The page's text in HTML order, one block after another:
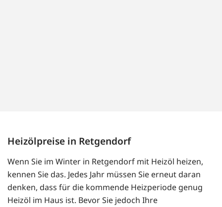
Heizölpreise in Retgendorf
Wenn Sie im Winter in Retgendorf mit Heizöl heizen,
kennen Sie das. Jedes Jahr müssen Sie erneut daran
denken, dass für die kommende Heizperiode genug
Heizöl im Haus ist. Bevor Sie jedoch Ihre